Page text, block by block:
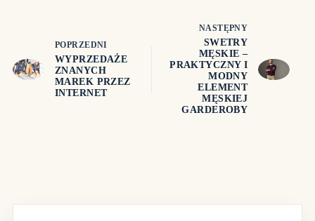
POPRZEDNI
WYPRZEDAŻE
ZNANYCH
MAREK PRZEZ
INTERNET
NASTĘPNY
SWETRY
MĘSKIE –
PRAKTYCZNY I
MODNY
ELEMENT
MĘSKIEJ
GARDEROBY